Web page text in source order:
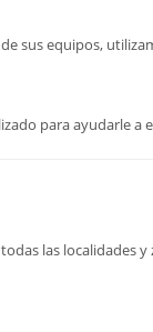
sus equipos,
para ayudarle
las localidades